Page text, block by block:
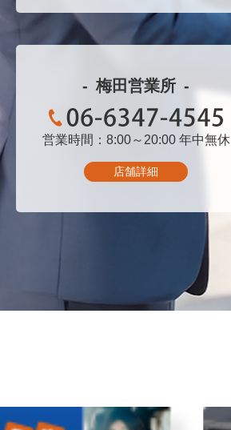
梅田営業所
06-6347-4545
営業時間：8:00～20:00 年中無休
店舗詳細